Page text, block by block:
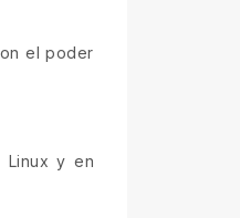
el poder
Linux y en